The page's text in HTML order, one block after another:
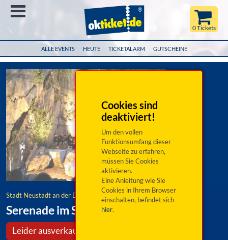
ALLE EVENTS HEUTE TICKETALARM GUTSCHEINE
0 Tickets
Cookies sind
deaktiviert!
Um den vollen
Funktionsumfang dieser
Webseite zu erfahren,
müssen Sie Cookies
aktivieren.
Eine Anleitung wie Sie
Cookies in Ihrem Browser
einschalten, befindet sich
hier.
Stadt Neustadt an der Donau
Serenade im Steinbruch
Leider ausverkauft!